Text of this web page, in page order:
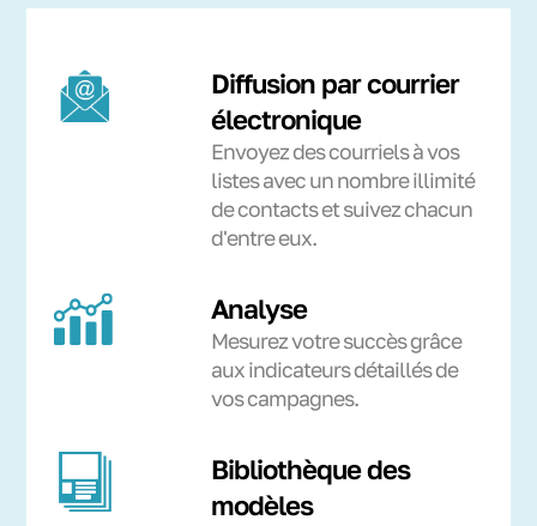
Diffusion par courrier
électronique
Envoyez des courriels à vos
listes avec un nombre illimité
de contacts et suivez chacun
d'entre eux.
Analyse
Mesurez votre succès grâce
aux indicateurs détaillés de
vos campagnes.
Bibliothèque des
modèles